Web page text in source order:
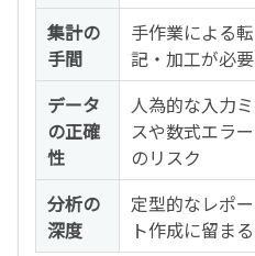
集計の
手間
手作業による転
記・加工が必要
データ
の正確
性
人為的な入力ミ
スや数式エラー
のリスク
分析の
深度
定型的なレポー
ト作成に留まる